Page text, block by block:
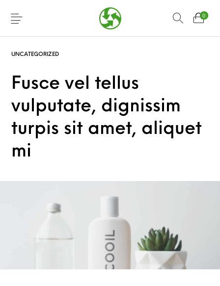
0
UNCATEGORIZED
Fusce vel tellus
vulputate, dignissim
turpis sit amet, aliquet
mi